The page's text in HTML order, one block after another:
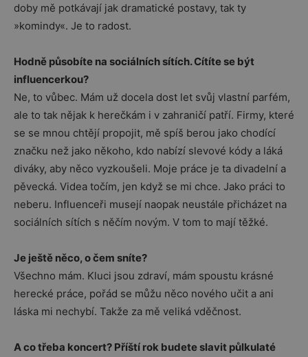
doby mě potkávají jak dramatické postavy, tak ty
»komindy«. Je to radost.
Hodně působíte na sociálních sítích. Cítíte se být
influencerkou?
Ne, to vůbec. Mám už docela dost let svůj vlastní parfém,
ale to tak nějak k herečkám i v zahraničí patří. Firmy, které
se se mnou chtějí propojit, mě spíš berou jako chodící
značku než jako někoho, kdo nabízí slevové kódy a láká
diváky, aby něco vyzkoušeli. Moje práce je ta divadelní a
pěvecká. Videa točím, jen když se mi chce. Jako práci to
neberu. Influenceři musejí naopak neustále přicházet na
sociálních sítích s něčím novým. V tom to mají těžké.
Je ještě něco, o čem sníte?
Všechno mám. Kluci jsou zdraví, mám spoustu krásné
herecké práce, pořád se můžu něco nového učit a ani
láska mi nechybí. Takže za mě veliká vděčnost.
A co třeba koncert? Příští rok budete slavit půlkulaté